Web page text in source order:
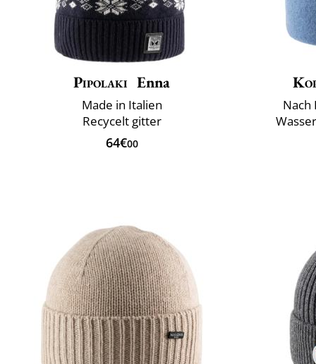
Pipolaki Enna
Made in Italien
Recycelt gitter
64€00
Nach